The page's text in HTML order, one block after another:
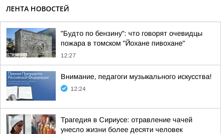
ЛЕНТА НОВОСТЕЙ
"Будто по бензину": что говорят очевидцы
пожара в томском "Йохане пивохане"
12:27
Внимание, педагоги музыкального искусства!
12:24
Трагедия в Сириусе: отравление чачей
унесло жизни более десяти человек